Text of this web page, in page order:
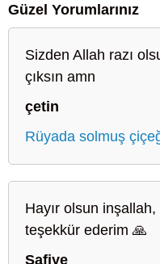
Güzel Yorumlarınız
Sizden Allah razı
çıksın amn
çetin
Rüyada solmuş
Hayır olsun
teşekkür ederim 🙏
Safiye